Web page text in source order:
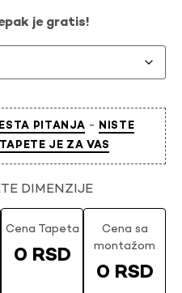
je gratis!
PITANJA -
NISTE
JE ZA VAS
DIMENZIJE
Cena Tapeta
0 RSD
Cena sa
montažom
0 RSD